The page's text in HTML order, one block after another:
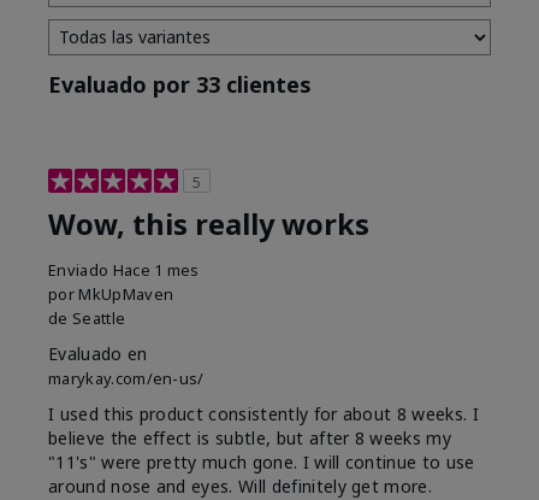
Evaluado por 33 clientes
5
Wow, this really works
Enviado Hace 1 mes
por MkUpMaven
de Seattle
Evaluado en
marykay.com/en-us/
I used this product consistently for about 8 weeks. I
believe the effect is subtle, but after 8 weeks my
"11's" were pretty much gone. I will continue to use
around nose and eyes. Will definitely get more.